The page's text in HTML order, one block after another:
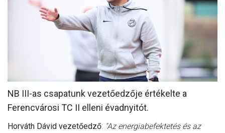
CSAPATOK
MÉRKŐZÉSEK
KLUB
GALÉRIA
SZURKOLÓI ÉLMÉNYEK
AKKREDITÁCIÓ
NB III-as csapatunk vezetőedzője értékelte a
Ferencvárosi TC II elleni évadnyitót.
Horváth Dávid vezetőedző: "Az energiabefektetés és az